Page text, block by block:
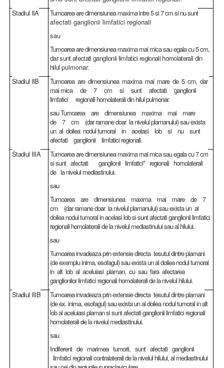
Stadiul IIA
Tumoarea are dimensiunea maxima intre 5 si 7 cm si nu sunt
afectati ganglionii limfatici regionali
sau
Tumoarea are dimensiunea maxima mai mica sau egala cu 5 cm,
dar sunt afectati ganglionii limfatici regionali homolaterali din
hilulpulmonar.
Stadiul IIB
Tumoarea are dimensiunea maxima mai mare de 5 cm, dar
mai mica de 7 cm si sunt afectati ganglionii
limfatici regionali homolaterali din hilul pulmonar.
sau Tumoarea are dimensiunea maxima mai mare
de 7 cm (dar ramane doar la nivelul plamanului) sau exista
un al doilea nodul tumoral in acelasi lob si nu sunt
afectati ganglionii limfatici regionali.
Stadiul IIIA
Tumoarea are dimensiunea maxima mai mica sau egala cu 7 cm
si sunt afectati ganglionii limfatici* regionali homolaterali
de la nivelul mediastinului.
sau
Tumoarea are dimensiunea maxima mai mare de 7
cm (dar ramane doar la nivelul plamanului) sau exista un al
doilea nodul tumoral in acelasi lob si sunt afectati ganglionii limfatici
regionali homolaterali de la nivelul mediastinului sau al hilului.
sau
Tumoarea invadeaza prin extensie directa tesutul dintre plamani
(de exemplu inima, esofagul) sau exista un al doilea nodul tumoral
in alt lob al aceluiasi plaman, cu sau fara afectarea
ganglionilor limfatici regionali homolaterali de la nivelul hilului.
Stadiul IIIB
Tumoarea invadeaza prin extensie directa tesutul dintre plamani
(de ex. inima, esofagul) sau exista un al doilea nodul tumoral in alt
lob al aceluiasi plaman si sunt afectati ganglionii limfatici regionali
homolaterali de la nivelul mediastinului.
sau
Indiferent de marimea tumorii, sunt afectati ganglionii
limfatici regionali contralaterali de la nivelul hilului, al mediastinului